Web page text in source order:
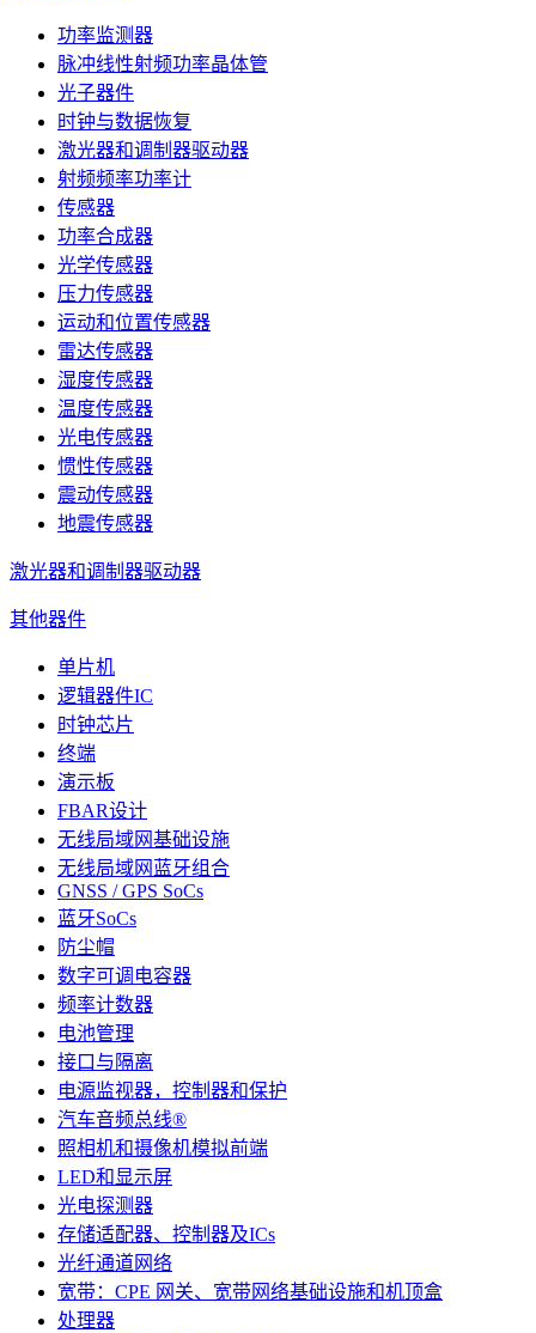
功率监测器
脉冲线性射频功率晶体管
光子器件
时钟与数据恢复
激光器和调制器驱动器
射频频率功率计
传感器
功率合成器
光学传感器
压力传感器
运动和位置传感器
雷达传感器
湿度传感器
温度传感器
光电传感器
惯性传感器
震动传感器
地震传感器
激光器和调制器驱动器
其他器件
单片机
逻辑器件IC
时钟芯片
终端
演示板
FBAR设计
无线局域网基础设施
无线局域网蓝牙组合
GNSS / GPS SoCs
蓝牙SoCs
防尘帽
数字可调电容器
频率计数器
电池管理
接口与隔离
电源监视器，控制器和保护
汽车音频总线®
照相机和摄像机模拟前端
LED和显示屏
光电探测器
存储适配器、控制器及ICs
光纤通道网络
宽带：CPE 网关、宽带网络基础设施和机顶盒
处理器